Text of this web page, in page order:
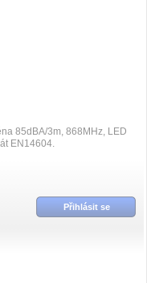
85dBA/3m, 868MHz, LED
EN14604.
Přihlásit se